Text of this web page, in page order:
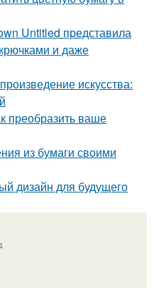
Untitled представила
и даже
искусства:
преобразить ваше
из бумаги своими
дизайн для будущего